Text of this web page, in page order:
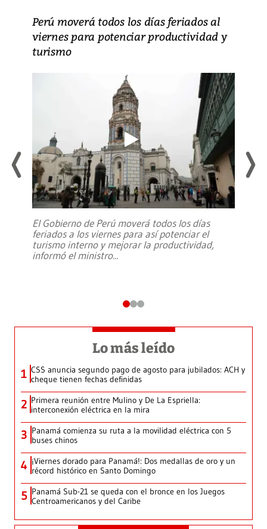
Perú moverá todos los días feriados al
viernes para potenciar productividad y
turismo
El Gobierno de Perú moverá todos los días
feriados a los viernes para así potenciar el
turismo interno y mejorar la productividad,
informó el ministro...
Lo más leído
1 CSS anuncia segundo pago de agosto para jubilados: ACH y
cheque tienen fechas definidas
2 Primera reunión entre Mulino y De La Espriella:
interconexión eléctrica en la mira
3 Panamá comienza su ruta a la movilidad eléctrica con 5
buses chinos
4 ¡Viernes dorado para Panamá!: Dos medallas de oro y un
récord histórico en Santo Domingo
5 Panamá Sub-21 se queda con el bronce en los Juegos
Centroamericanos y del Caribe